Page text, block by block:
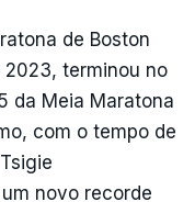
de Boston
2023, terminou no
da Meia Maratona
com o tempo de
novo recorde